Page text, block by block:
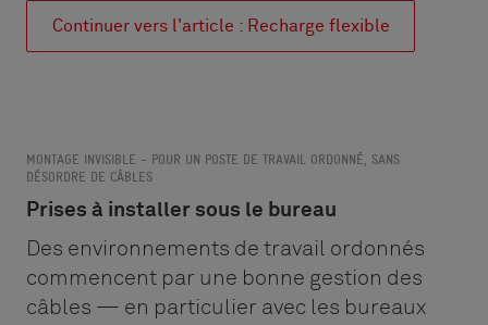
Continuer vers l'article : Recharge flexible
MONTAGE INVISIBLE – POUR UN POSTE DE TRAVAIL ORDONNÉ, SANS
DÉSORDRE DE CÂBLES
Prises à installer sous le bureau
Des environnements de travail ordonnés
commencent par une bonne gestion des
câbles — en particulier avec les bureaux